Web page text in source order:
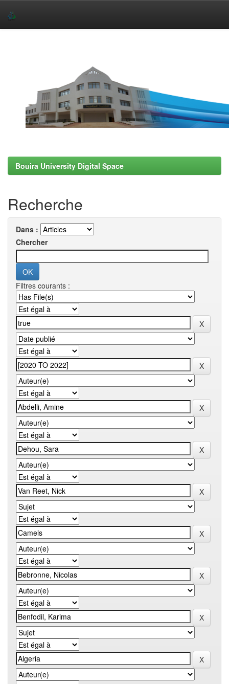
Bouira University Digital Space
Recherche
Dans :
Chercher
Filtres courants :